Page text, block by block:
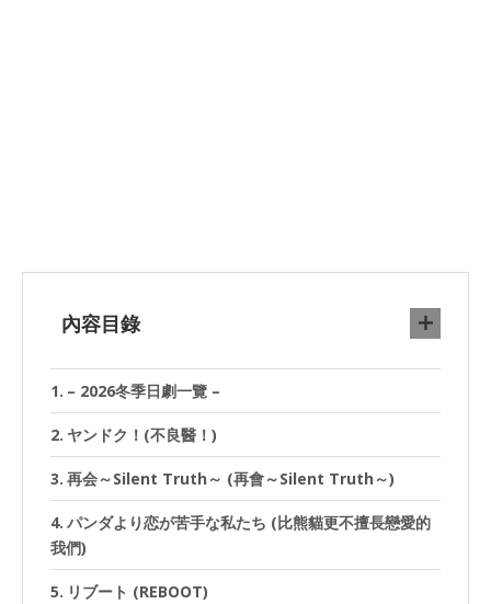
內容目錄
– 2026冬季日劇一覽 –
ヤンドク！(不良醫！)
再会～Silent Truth～ (再會～Silent Truth～)
パンダより恋が苦手な私たち (比熊貓更不擅長戀愛的
我們)
リブート (REBOOT)